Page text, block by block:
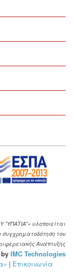
υλοποιείται
συγχρηματοδότηση του
Ανάπτυξης
IMC Technologies
| Επικοινωνία